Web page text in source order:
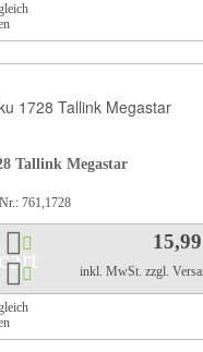
Tallink Megastar
761,1728
inkl. MwSt. zzgl.